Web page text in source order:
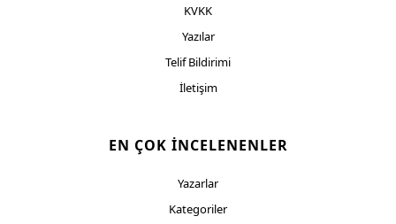
KVKK
Yazılar
Telif Bildirimi
İletişim
EN ÇOK İNCELENENLER
Yazarlar
Kategoriler